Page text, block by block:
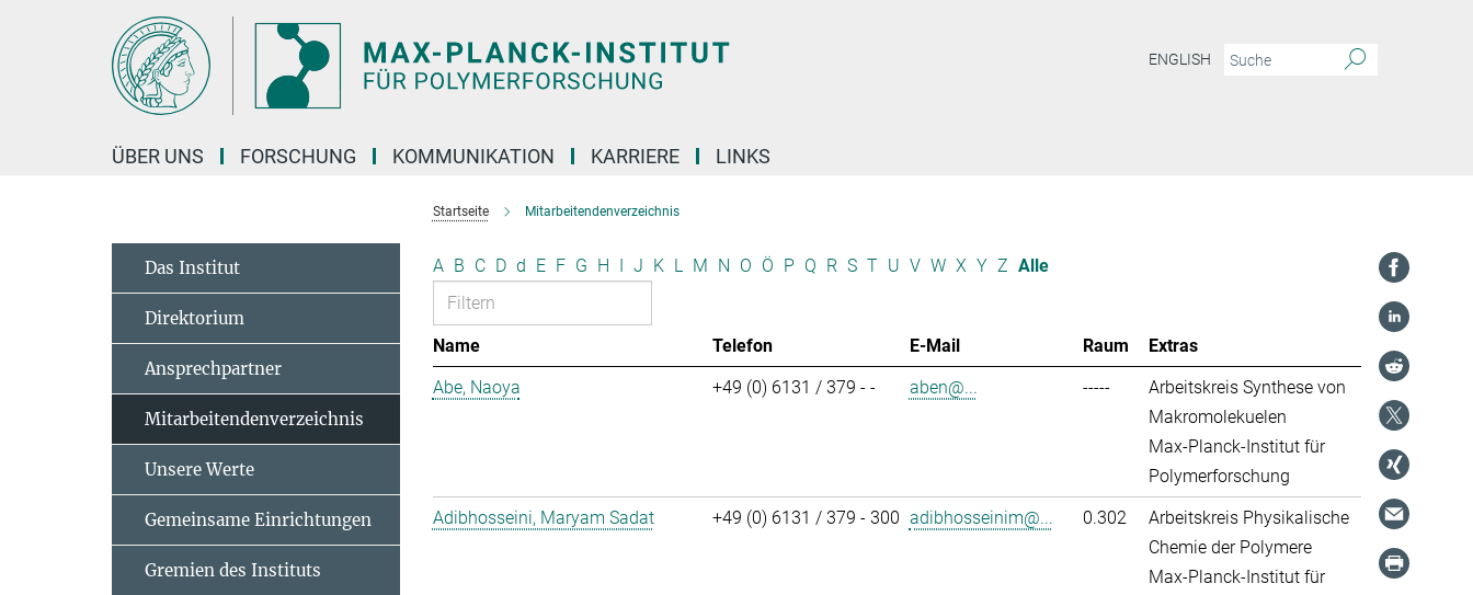
ENGLISH
ÜBER UNS FORSCHUNG KOMMUNIKATION KARRIERE LINKS
Startseite Mitarbeitendenverzeichnis
A B C D d E F G H I J K L M N O Ö P Q R S T U V W X Y Z Alle
Name Telefon E-Mail Raum
Extras
Abe, Naoya
+49 (0) 6131 / 379 - - aben@... -----
Arbeitskreis Synthese von
Makromolekuelen
Max-Planck-Institut für
Polymerforschung
Adibhosseini, Maryam Sadat
+49 (0) 6131 / 379 - 300 adibhosseinim@... 0.302
Arbeitskreis Physikalische
Chemie der Polymere
Max-Planck-Institut für
Das Institut
Direktorium
Ansprechpartner
Mitarbeitendenverzeichnis
Unsere Werte
Gemeinsame Einrichtungen
Gremien des Instituts